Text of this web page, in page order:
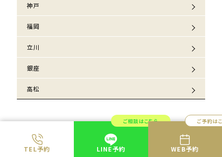
TEL予約
ご相談はこちら
LINE予約
ご予約は
WEB予約
神戸
福岡
立川
銀座
高松